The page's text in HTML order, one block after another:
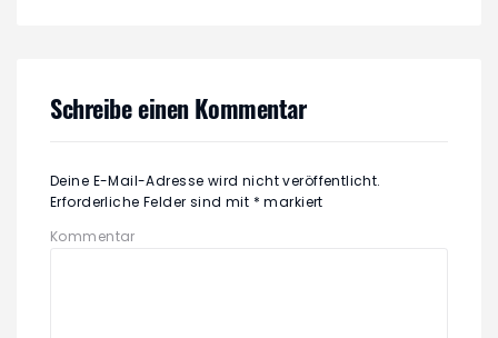
Schreibe einen Kommentar
Deine E-Mail-Adresse wird nicht veröffentlicht.
Erforderliche Felder sind mit * markiert
Kommentar